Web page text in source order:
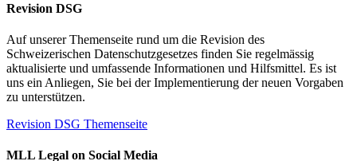
Revision DSG
Auf unserer Themenseite rund um die Revision des
Schweizerischen Datenschutzgesetzes finden Sie regelmässig
aktualisierte und umfassende Informationen und Hilfsmittel. Es ist
uns ein Anliegen, Sie bei der Implementierung der neuen Vorgaben
zu unterstützen.
Revision DSG Themenseite
MLL Legal on Social Media